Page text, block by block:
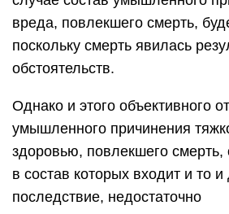
вреда, повлекшего смерть,
поскольку смерть явилась
обстоятельств.
Однако и этого объективного
умышленного причинения
здоровью, повлекшего смерть,
в состав которых входит и то и
последствие, недостаточно